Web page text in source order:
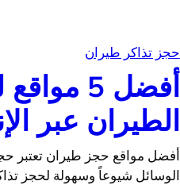
حجز تذاكر طيران
أفضل 5
الطيران عبر
أفضل مواقع حجز طيران تعتبر
الوسائل شيوعاً وسهولة لحجز